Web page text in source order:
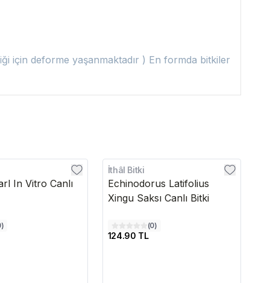
için deforme yaşanmaktadır ) En formda bitkiler
In Vitro Canlı
)
İthâl Bitki
Echinodorus Latifolius
Xingu Saksı Canlı Bitki
(0)
124.90 TL